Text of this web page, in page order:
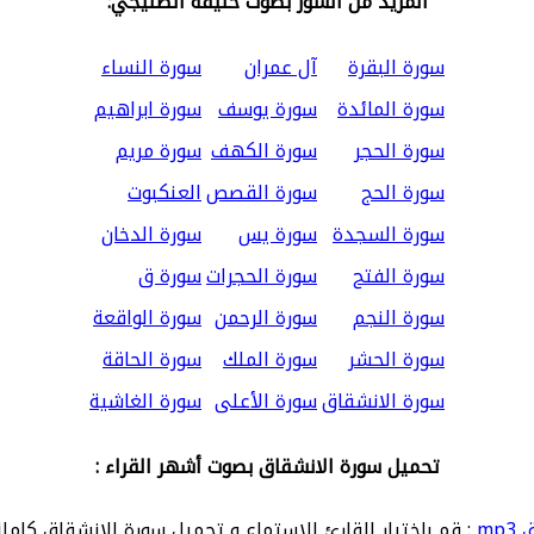
سورة البقرة
آل عمران
سورة النساء
سورة المائدة سورة يوسف سورة ابراهيم
سورة الحجر
سورة الكهف سورة مريم
سورة الحج
سورة القصصالعنكبوت
سورة السجدة سورة يس
سورة الدخان
سورة الفتح
سورة الحجراتسورة ق
سورة النجم
سورة الرحمن سورة الواقعة
سورة الحشر
سورة الملك سورة الحاقة
سورة الانشقاقسورة الأعلى سورة الغاشية
تحميل سورة الانشقاق بصوت أشهر القراء :